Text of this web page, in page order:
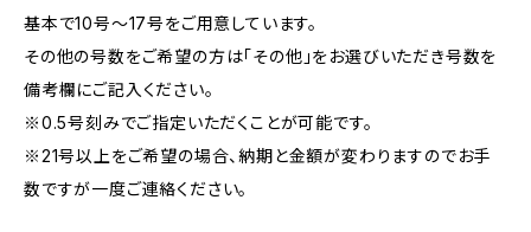
基本で10号～17号をご用意しています。
その他の号数をご希望の方は「その他」をお選びいただき号数を
備考欄にご記入ください。
※0.5号刻みでご指定いただくことが可能です。
※21号以上をご希望の場合、納期と金額が変わりますのでお手
数ですが一度ご連絡ください。